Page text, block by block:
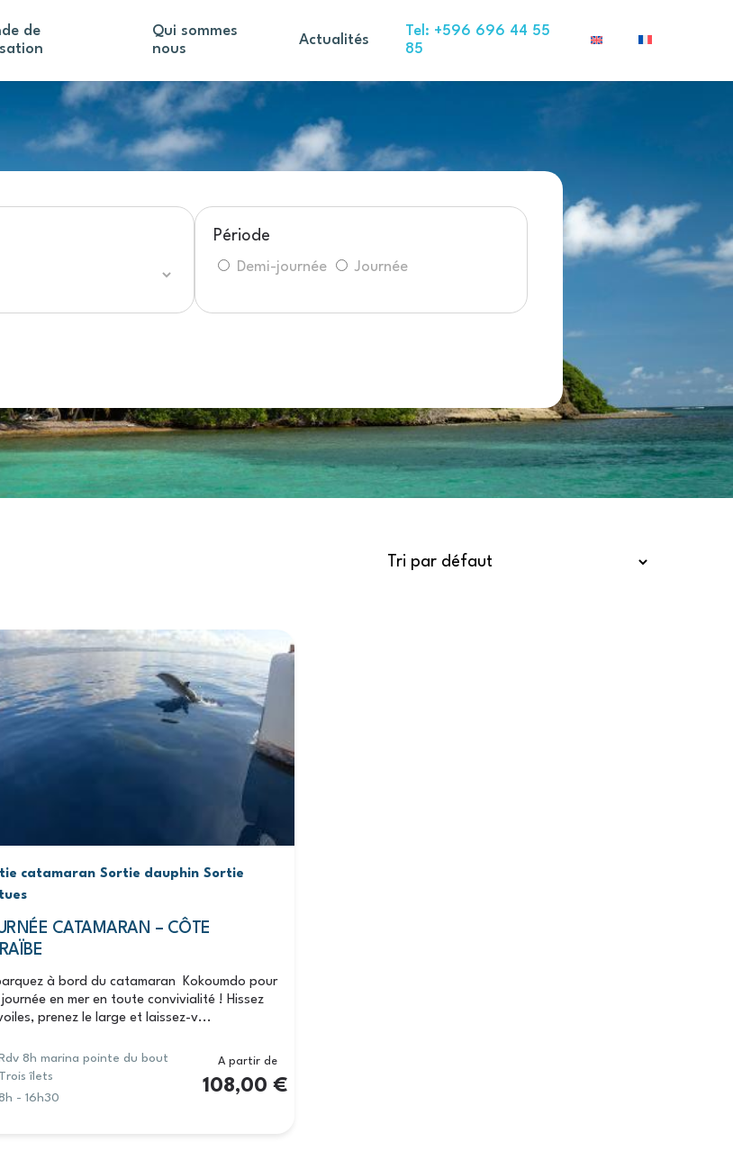
de
Qui sommes
nous
Actualités
Tel: +596 696 44 55
85
Période
Demi-journée Journée
catamaran Sortie dauphin Sortie
CATAMARAN – CÔTE
à bord du catamaran Kokoumdo pour
journée en mer en toute convivialité ! Hissez
prenez le large et laissez-v...
Rdv 8h marina pointe du bout
Trois îlets
8h - 16h30
A partir de
108,00 €